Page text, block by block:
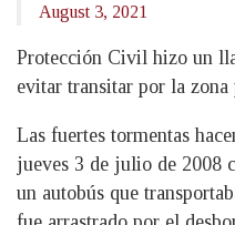
August 3, 2021
Protección Civil hizo un
evitar transitar por la zona
Las fuertes tormentas
jueves 3 de julio de 2008
un autobús que